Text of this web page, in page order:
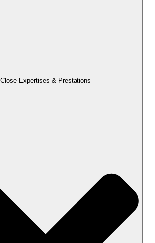
Close Expertises & Prestations